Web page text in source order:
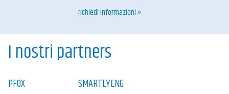
richiedi informazioni »
I nostri partners
PFOX SMARTLYENG